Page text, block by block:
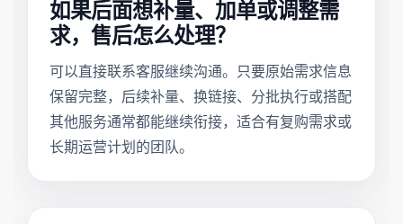
如果后面想补量、加单或调整需
求，售后怎么处理？
可以直接联系客服继续沟通。只要原始需求信息
保留完整，后续补量、换链接、分批执行或搭配
其他服务通常都能继续衔接，适合有复购需求或
长期运营计划的团队。